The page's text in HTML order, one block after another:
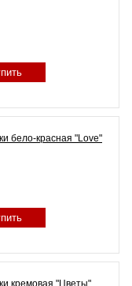
бело-красная "Love"
кремовая "Цветы"